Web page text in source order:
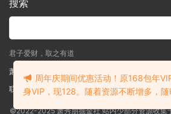
搜索
君子爱财，取之有道
萧秀朋掘金社
联系客服(说明需求，勿问在否)
©2022-2025 萧秀朋掘金社 站内少部分资源收集
周年庆期间优惠活动！原168包年
身VIP，现128。随着资源不断增多，